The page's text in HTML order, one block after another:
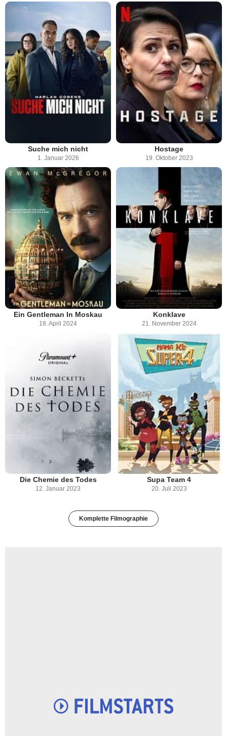
Suche mich nicht
1. Januar 2026
Hostage
19. Oktober 2023
Ein Gentleman In Moskau
18. April 2024
Konklave
21. November 2024
Die Chemie des Todes
12. Januar 2023
Supa Team 4
20. Juli 2023
Komplette Filmographie